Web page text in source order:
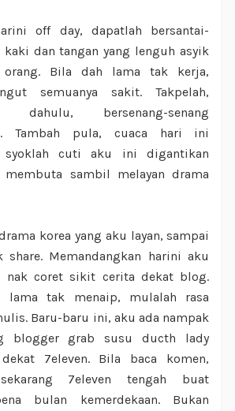
off day, dapatlah bersantai-
kaki dan tangan yang lenguh asyik
Bila dah lama tak kerja,
semuanya sakit. Takpelah,
dahulu, bersenang-senang
Tambah pula, cuaca hari ini
syoklah cuti aku ini digantikan
sambil melayan drama
korea yang aku layan, sampai
Memandangkan harini aku
nak coret sikit cerita dekat blog.
tak menaip, mulalah rasa
Baru-baru ini, aku ada nampak
blogger grab susu ducth lady
dekat 7eleven. Bila baca komen,
7eleven tengah buat
bulan kemerdekaan. Bukan